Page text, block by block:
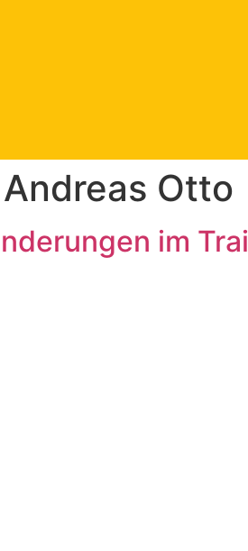
Andreas Otto
im